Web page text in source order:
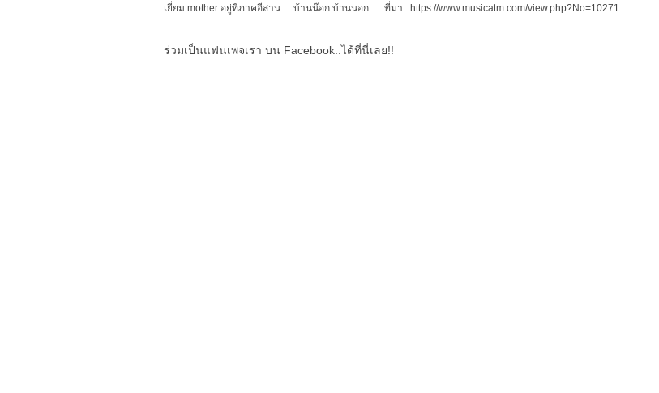
เยี่ยม mother อยู่ที่ภาคอีสาน ... บ้านน๊อก บ้านนอก ที่มา : https://www.musicatm.com/view.php?No=10271
ร่วมเป็นแฟนเพจเรา บน Facebook..ได้ที่นี่เลย!!